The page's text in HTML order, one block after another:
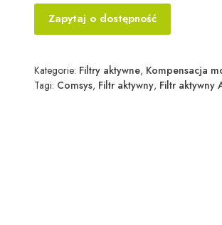
Zapytaj o dostępność
Kategorie: Filtry aktywne, Kompensacja
Tagi: Comsys, Filtr aktywny, Filtr aktywny